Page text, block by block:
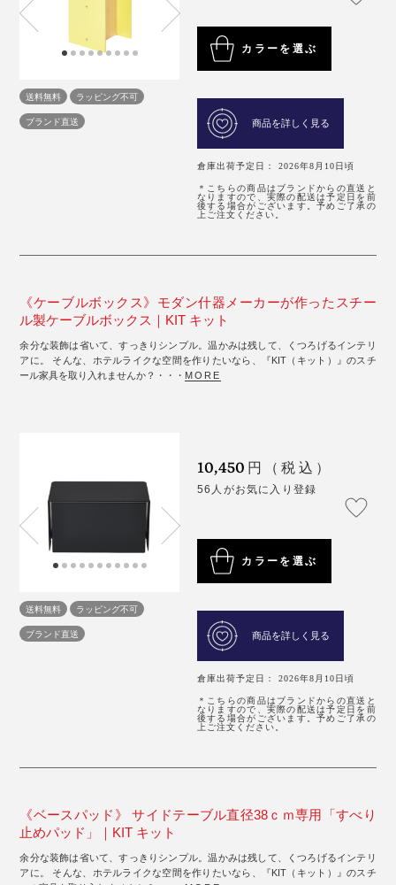
送料無料
ラッピング不可
ブランド直送
カラーを選ぶ
商品を詳しく見る
倉庫出荷予定日： 2026年8月10日頃
＊こちらの商品はブランドからの直送と
なりますので、実際の配送は予定日を前
後する場合がございます。予めご了承の
上ご注文ください。
《ケーブルボックス》モダン什器メーカーが作ったスチー
ル製ケーブルボックス｜KIT キット
余分な装飾は省いて、すっきりシンプル。温かみは残して、くつろげるインテリ
アに。 そんな、ホテルライクな空間を作りたいなら、『KIT（キット）』のスチ
ール家具を取り入れませんか？・・・ MORE
送料無料
ラッピング不可
ブランド直送
10,450 円（税込）
56人がお気に入り登録
カラーを選ぶ
商品を詳しく見る
倉庫出荷予定日： 2026年8月10日頃
＊こちらの商品はブランドからの直送と
なりますので、実際の配送は予定日を前
後する場合がございます。予めご了承の
上ご注文ください。
《ベースパッド》 サイドテーブル直径38ｃｍ専用「すべり
止めパッド」｜KIT キット
余分な装飾は省いて、すっきりシンプル。温かみは残して、くつろげるインテリ
アに。 そんな、ホテルライクな空間を作りたいなら、『KIT（キット）』のスチ